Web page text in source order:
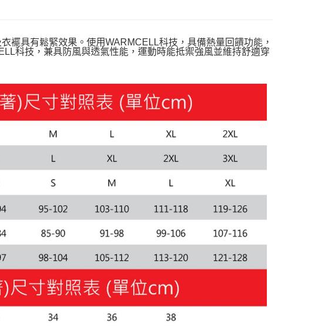
襬具有鬆緊效果。使用WARMCELL科技，具備熱量回饋功能，
科技，兼具防風與透氣性能，運動時能抵禦強風並維持舒適穿